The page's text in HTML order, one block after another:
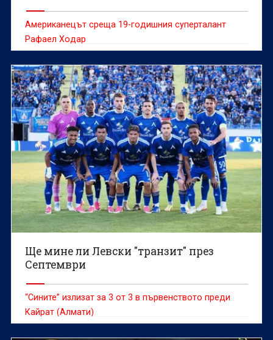
Американецът среща 19-годишния суперталант
Рафаел Ходар
Ще мине ли Левски "транзит" през
Септември
“Сините” излизат за 3 от 3 в първенството преди
Кайрат (Алмати)